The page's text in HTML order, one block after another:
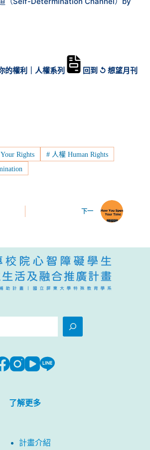
的權利｜人權系列 回到 ↺ 想望月刊
Rights #人權 Human Rights
下一
了解更多
計畫介紹